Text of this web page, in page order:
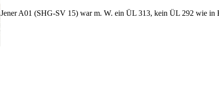
Jener A01 (SHG-SV 15) war m. W. ein ÜL 313, kein ÜL 292 wie in